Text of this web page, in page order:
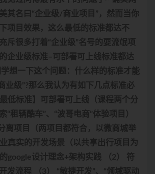
其名曰“企业级/商业项目”，然而当你
项目效果，这么最低的标准都达不
斥很多打着“企业级”名号的耍流氓项
企业级标准–可部署可上线标准都达
想一下这个问题：什么样的标准才能
业级”?那么我认为有如下几点标准必
低标准】可部署可上线（课程两个分
“租辆酷车”、“波哥电商”体验项目）
离项目（两项目都符合，以微商城举
真实的开发场景（以共享出行项目为
google设计理念+架构实践 （2） 符
发流程 （3） “敏捷开发”、“领域驱动